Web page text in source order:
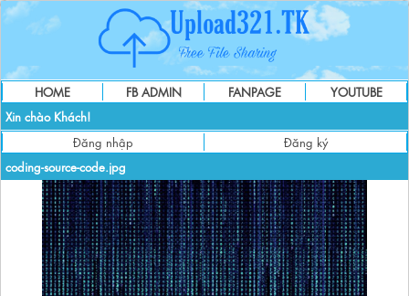
HOME FB ADMIN FANPAGE
YOUTUBE
Xin chào Khách!
Đăng nhập
Đăng ký
coding-source-code.jpg